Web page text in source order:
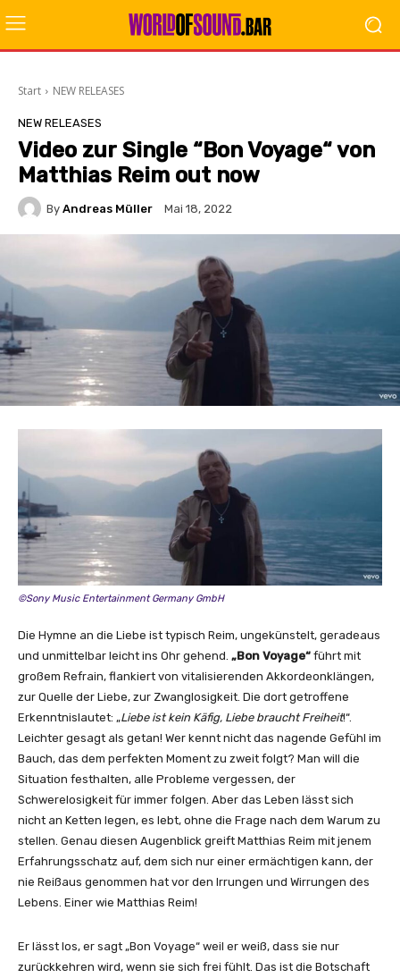
Start NEW RELEASES
NEW RELEASES
Video zur Single “Bon Voyage“ von
Matthias Reim out now
By Andreas Müller Mai 18, 2022
©Sony Music Entertainment Germany GmbH
Die Hymne an die Liebe ist typisch Reim, ungekünstelt, geradeaus
und unmittelbar leicht ins Ohr gehend. „Bon Voyage“ führt mit
großem Refrain, flankiert von vitalisierenden Akkordeonklängen,
zur Quelle der Liebe, zur Zwanglosigkeit. Die dort getroffene
Erkenntnislautet: „Liebe ist kein Käfig, Liebe braucht Freiheit!“.
Leichter gesagt als getan! Wer kennt nicht das nagende Gefühl im
Bauch, das dem perfekten Moment zu zweit folgt? Man will die
Situation festhalten, alle Probleme vergessen, der
Schwerelosigkeit für immer folgen. Aber das Leben lässt sich
nicht an Ketten legen, es lebt, ohne die Frage nach dem Warum zu
stellen. Genau diesen Augenblick greift Matthias Reim mit jenem
Erfahrungsschatz auf, dem sich nur einer ermächtigen kann, der
nie Reißaus genommen hat vor den Irrungen und Wirrungen des
Lebens. Einer wie Matthias Reim!
Er lässt los, er sagt „Bon Voyage“ weil er weiß, dass sie nur
zurückkehren wird, wenn sie sich frei fühlt. Das ist die Botschaft